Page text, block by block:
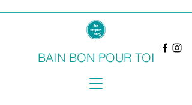
BAIN BON POUR TOI